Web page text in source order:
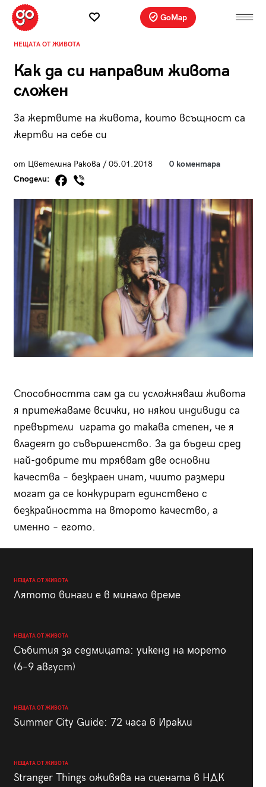
GoMap
НЕЩАТА ОТ ЖИВОТА
Как да си направим живота
сложен
За жертвите на живота, които всъщност са
жертви на себе си
от Цветелина Ракова / 05.01.2018
0 коментара
Сподели:
Способността сам да си усложняваш живота
я притежаваме всички, но някои индивиди са
превъртели играта до такава степен, че я
владеят до съвършенство. За да бъдеш сред
най-добрите ти трябват две основни
качества – безкраен инат, чиито размери
могат да се конкурират единствено с
безкрайността на второто качество, а
именно – егото.
НЕЩАТА ОТ ЖИВОТА
Лятото винаги е в минало време
НЕЩАТА ОТ ЖИВОТА
Събития за седмицата: уикенд на морето
(6–9 август)
НЕЩАТА ОТ ЖИВОТА
Summer City Guide: 72 часа в Иракли
НЕЩАТА ОТ ЖИВОТА
Stranger Things оживява на сцената в НДК